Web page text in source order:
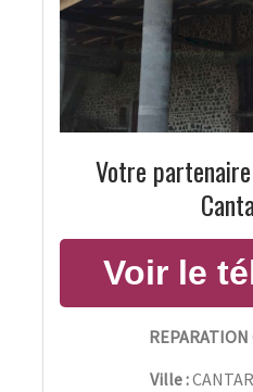
Votre
Ville :